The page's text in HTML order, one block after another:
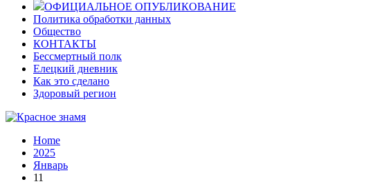
ОФИЦИАЛЬНОЕ ОПУБЛИКОВАНИЕ
Политика обработки данных
Общество
КОНТАКТЫ
Бессмертный полк
Елецкий дневник
Как это сделано
Здоровый регион
Home
2025
Январь
11